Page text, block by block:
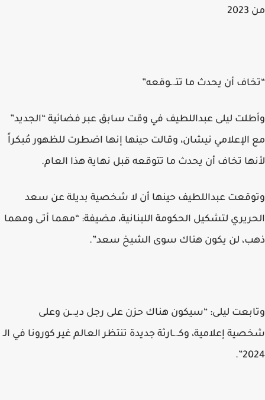
من 2023
“تخاف أن يحدث ما تتـ.ـوقعه”
وأطلت ليلى عبداللطيف في وقت سابق عبر فضائية “الجديد”
مع الإعلامي نيشان، وقالت حينها إنها اضطرت للظهور مُبكراً
لأنها تخاف أن يحدث ما تتوقعه قبل نهاية هذا العام.
وتوقعت عبداللطيف حينها أن لا شخصية بديلة عن سعد
الحريري لتشكيل الحكومة اللبنانية، مضيفة: “مهما أتى ومهما
ذهب، لن يكون هناك سوى الشيخ سعد”.
وتابعت ليلى: “سيكون هناك حزن على رجل ديـ.ـن وعلى
شخصية إعلامية، وكـ.ـارثة جديدة تنتظر العالم غير كورونا في الـ
2024”.